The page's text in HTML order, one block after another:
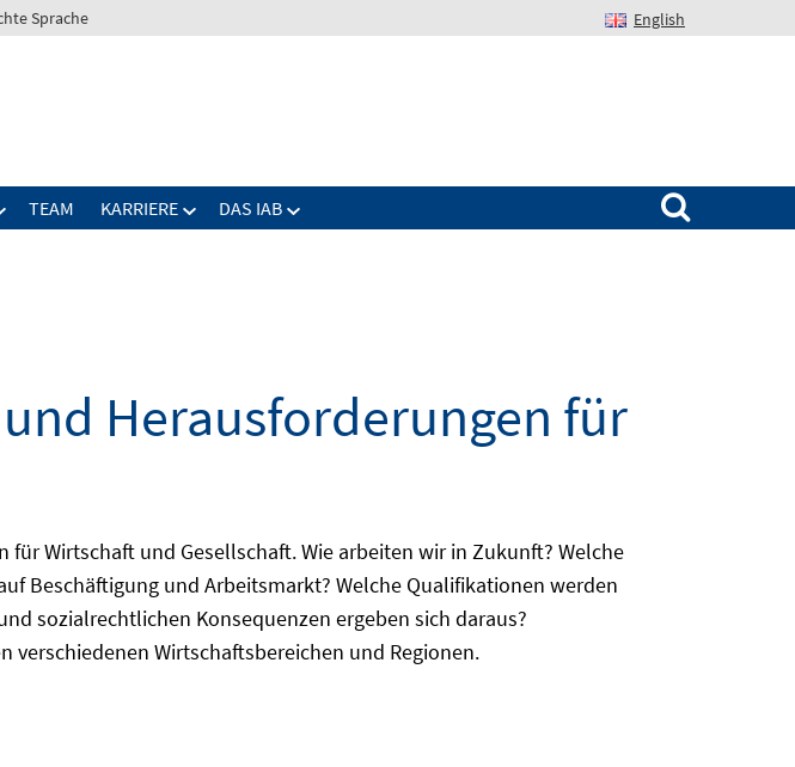
Sprache English
TEAM KARRIERE DAS IAB
Suchen nach:
Herausforderungen für
Wirtschaft und Gesellschaft. Wie arbeiten wir in Zukunft? Welche
Beschäftigung und Arbeitsmarkt? Welche Qualifikationen werden
sozialrechtlichen Konsequenzen ergeben sich daraus?
verschiedenen Wirtschaftsbereichen und Regionen.